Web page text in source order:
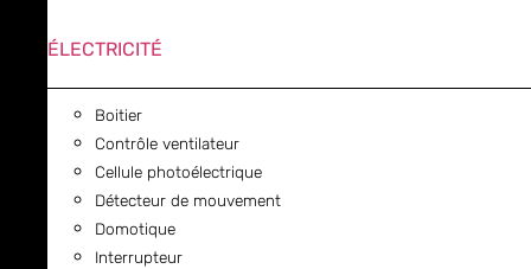
ÉLECTRICITÉ
Boitier
Contrôle ventilateur
Cellule photoélectrique
Détecteur de mouvement
Domotique
Interrupteur